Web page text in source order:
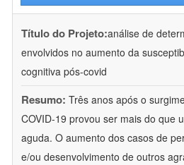
Título do Projeto:análise de
envolvidos no aumento da
cognitiva pós-covid
Resumo: Três anos após o
COVID-19 provou ser mais do que
aguda. O aumento dos casos de
e/ou desenvolvimento de outros